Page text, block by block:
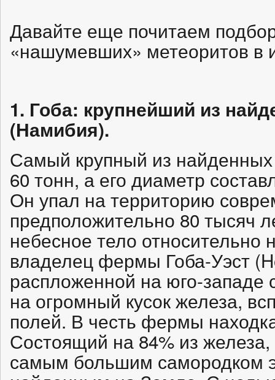
Давайте еще почитаем
«нашумевших» метеоритов в
1. Гоба: крупнейший из
(Намибия).
Самый крупный из
60 тонн, а его диаметр
Он упал на территорию
предположительно 80 тысяч
небесное тело относительно
владелец фермы Гоба-Уэст
распложенной на юго-западе
на огромный кусок железа,
полей. В честь фермы
Состоящий на 84% из железа,
самым большим самородком